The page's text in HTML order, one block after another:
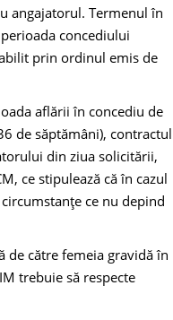
angajatorul. Termenul în
concediului
prin ordinul emis de
aflării în concediu de
de săptămâni), contractul
din ziua solicitării,
ce stipulează că în cazul
ce nu depind
de către femeia gravidă în
trebuie să respecte